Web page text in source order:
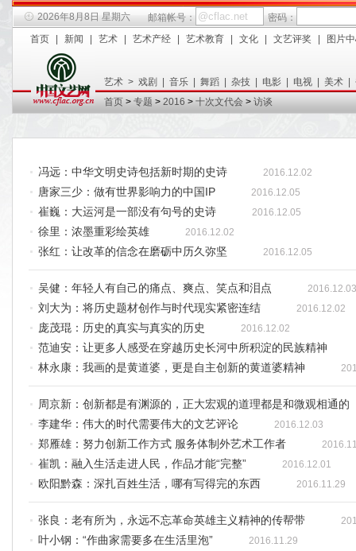
2026年8月8日 星期六 邮箱帐号：
密码：
首页
新闻 艺术 艺术产经 艺术教育 文化 文艺评奖 图片
艺术 > 戏剧 音乐 舞蹈 杂技 电影 电视 美术
首页 > 专题 > 2016 > 十次文代会 > 访谈
冯远：中华文明史诗包括新时期的史诗 2016.12.02
唐家三少：做有世界影响力的中国IP 2016.12.05
崔巍：大运河是一部没有句号的史诗 2016.12.05
徐里：浓墨重彩绘英雄 2016.12.02
张红：让改革的信念在磨砺中历久弥坚 2016.12.05
吴健：年轻人有自己的痛点、爽点、笑点和泪点 2016.12.03
刘大为：将历史题材创作与时代现实紧密连结 2016.12.02
庞茂琨：历史的真实与真实的历史 2016.12.02
范迪安：让更多人感受在穿越历史长河中所积淀的民族精神
林永康：我画的是黄道婆，更是自主创新的黄道婆精神
周京新：创新都是有渊源的，正大宏观的道理都是和微观相通的
李建华：伟大的时代需要伟大的文艺评论
2016.12.03
郑雁雄：努力创新工作方式 服务体制外艺术工作者
崔凯：融入生活走进人民，作品才能“完整” 2016.12.01
欧阳黔森：深扎百姓生活，哪有写得完的东西 2016.11.29
张良：老有所为，永远不忘革命英雄主义精神的传帮带
叶小钢：“作曲家需要多在生活里泡” 2016.11.29